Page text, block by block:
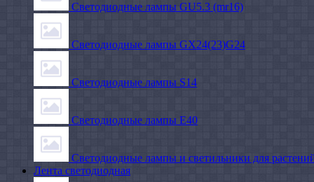
Светодиодные лампы GU5.3 (mr16)
Светодиодные лампы GX24(23)G24
Светодиодные лампы S14
Светодиодные лампы Е40
Светодиодные лампы и светильники для
Лента светодиодная